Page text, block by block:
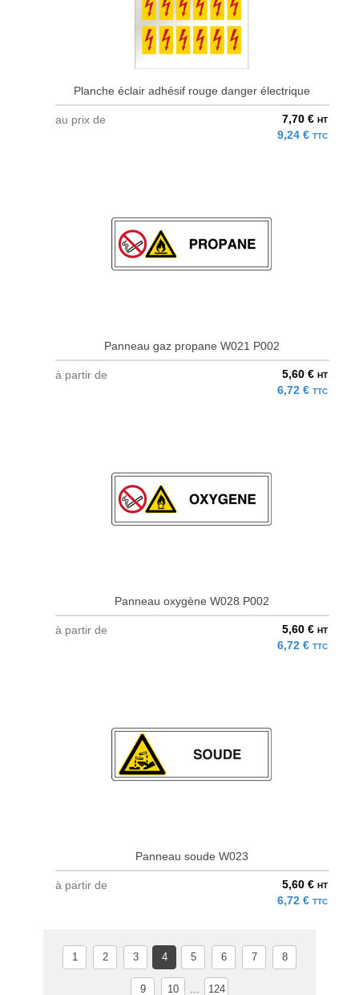
Planche éclair adhésif rouge danger électrique
au prix de 7,70 € HT
9,24 € TTC
Panneau gaz propane W021 P002
à partir de 5,60 € HT
6,72 € TTC
Panneau oxygène W028 P002
à partir de 5,60 € HT
6,72 € TTC
Panneau soude W023
à partir de 5,60 € HT
6,72 € TTC
1 2 3 4 5 6 7 8
9 10 124